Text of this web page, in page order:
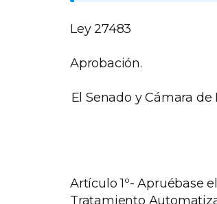
Ley 27483
Aprobación.
El Senado y Cámara
Artículo 1º- Apruébase
Tratamiento